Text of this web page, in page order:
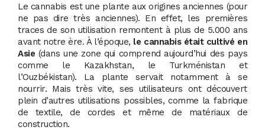
Le cannabis est une plante aux origines anciennes (pour
ne pas dire très anciennes). En effet, les premières
traces de son utilisation remontent à plus de 5.000 ans
avant notre ère. À l’époque, le cannabis était cultivé en
Asie (dans une zone qui comprend aujourd’hui des pays
comme le Kazakhstan, le Turkménistan et
l’Ouzbékistan). La plante servait notamment à se
nourrir. Mais très vite, ses utilisateurs ont découvert
plein d’autres utilisations possibles, comme la fabrique
de textile, de cordes et même de matériaux de
construction.